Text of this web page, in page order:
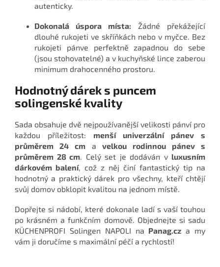
autenticky.
Dokonalá úspora místa: Žádné překážející
dlouhé rukojeti ve skříňkách nebo v myčce. Bez
rukojeti pánve perfektně zapadnou do sebe
(jsou stohovatelné) a v kuchyňské lince zaberou
minimum drahocenného prostoru.
Hodnotný dárek s puncem
solingenské kvality
Sada obsahuje dvě nejpoužívanější velikosti pánví pro
každou příležitost: menší univerzální pánev s
průměrem 24 cmavelkou rodinnou pánev s
průměrem 28 cm. Celý set je dodáván v luxusním
dárkovém balení, což z něj činí fantastický tip na
hodnotný a praktický dárek pro všechny, kteří chtějí
svůj domov obklopit kvalitou na jednom místě.
Dopřejte si nádobí, které dokonale ladí s vaší touhou
po krásném a funkčním domově. Objednejte si sadu
KÜCHENPROFI Solingen NAPOLI na Panag.cz a my
vám ji doručíme s maximální péčí a rychlostí!